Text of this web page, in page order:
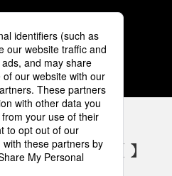
4 5
設備 SNSアカウント